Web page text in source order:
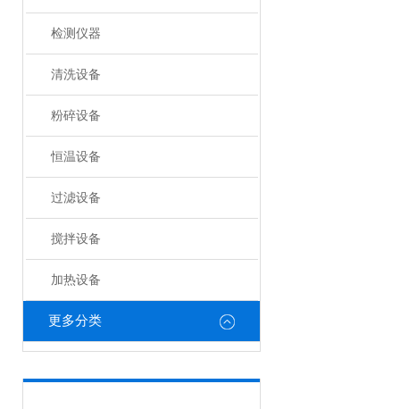
检测仪器
清洗设备
粉碎设备
恒温设备
过滤设备
搅拌设备
加热设备
更多分类